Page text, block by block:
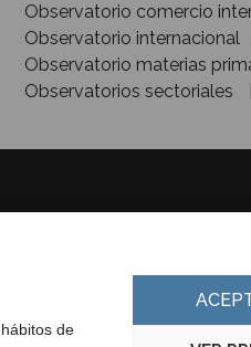
de
Observatorio comercio
Observatorio internacional
Observatorio materias
Observatorios sectoriales